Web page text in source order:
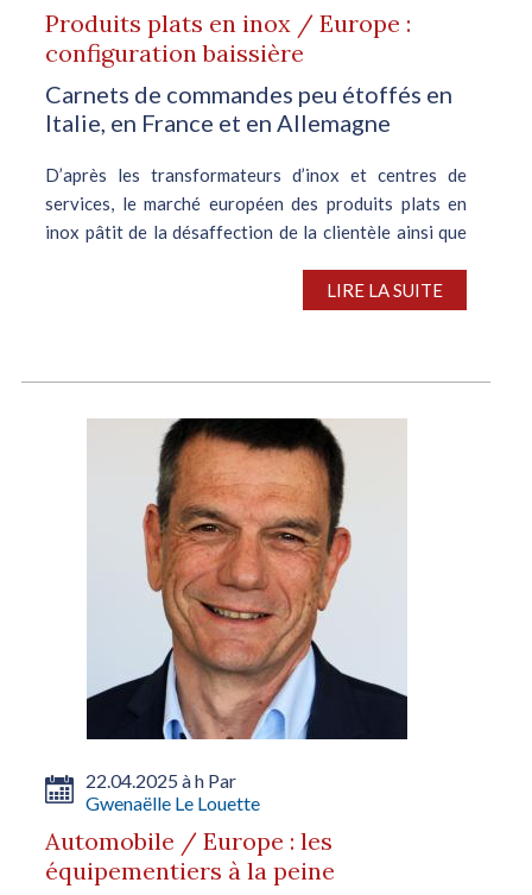
Produits plats en inox / Europe :
configuration baissière
Carnets de commandes peu étoffés en
Italie, en France et en Allemagne
D’après les transformateurs d’inox et centres de
services, le marché européen des produits plats en
inox pâtit de la désaffection de la clientèle ainsi que
LIRE LA SUITE
22.04.2025 à h Par
Gwenaëlle Le Louette
Automobile / Europe : les
équipementiers à la peine